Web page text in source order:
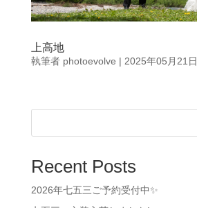
上高地
執筆者 photoevolve | 2025年05月21日
Recent Posts
2026年七五三ご予約受付中✨